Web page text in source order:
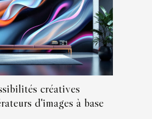
créatives
d'images à base